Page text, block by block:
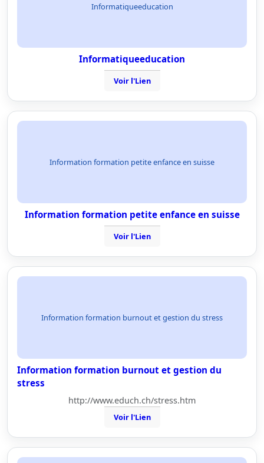
Informatiqueeducation
Informatiqueeducation
Voir l'Lien
Information formation petite enfance en suisse
Information formation petite enfance en suisse
Voir l'Lien
Information formation burnout et gestion du stress
Information formation burnout et gestion du
stress
http://www.educh.ch/stress.htm
Voir l'Lien